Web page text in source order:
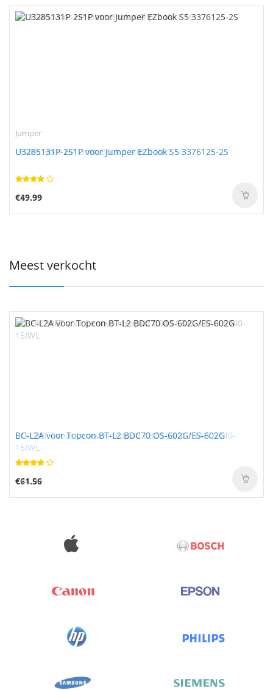
Jumper
U3285131P-2S1P voor Jumper EZbook S5 3376125-2S
€49.99
Meest verkocht
BC-L2A voor Topcon BT-L2 BDC70 OS-602G/ES-602G
€61.56